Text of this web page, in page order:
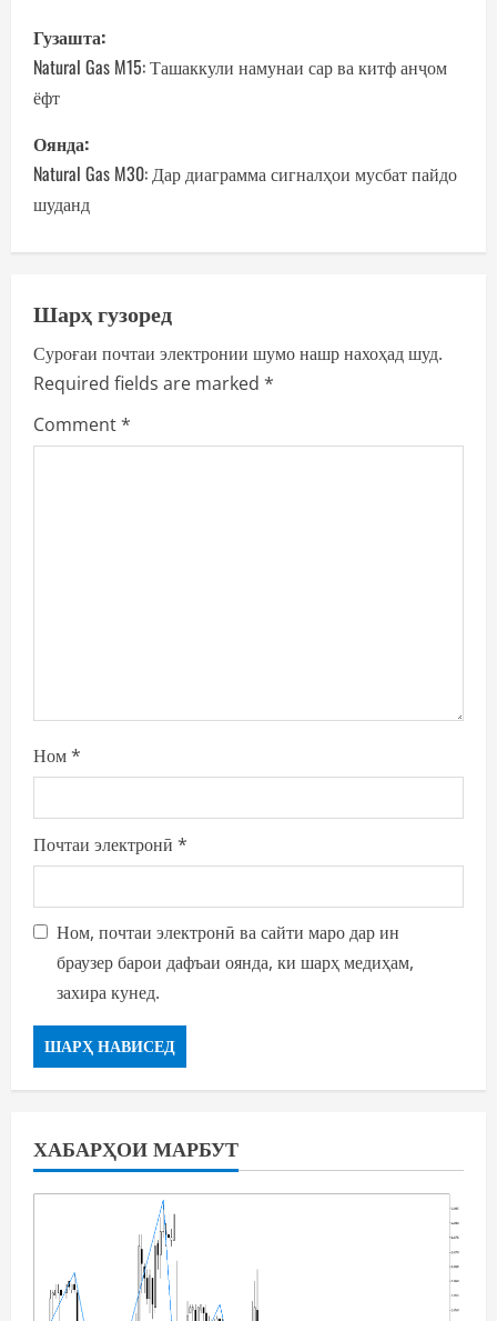
P
o
s
t
n
a
v
i
g
a
Гузашта:
Natural Gas M15: Ташаккули намунаи сар ва китф анҷом
ёфт
Оянда:
Natural Gas M30: Дар диаграмма сигналҳои мусбат пайдо
шуданд
Шарҳ гузоред
Суроғаи почтаи электронии шумо нашр нахоҳад шуд.
Required fields are marked *
Comment*
Ном*
Почтаи электронӣ *
Ном, почтаи электронӣ ва сайти маро дар ин
браузер барои дафъаи оянда, ки шарҳ медиҳам,
захира кунед.
ХАБАРҲОИ МАРБУТ